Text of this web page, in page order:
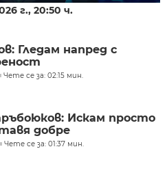
г., 20:50 ч.
Гледам напред с
Чете се за: 02:15 мин.
Искам просто
добре
Чете се за: 01:37 мин.